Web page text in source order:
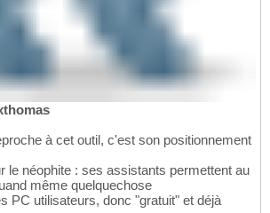
à cet outil, c'est son positionnement
le néophite : ses assistants permettent au
même quelquechose
PC utilisateurs, donc "gratuit" et déjà